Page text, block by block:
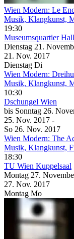
Wien Modern: Le
Musik, Klangkunst,
19:30
Museumsquartier
Dienstag 21.
21. Nov. 2017
Dienstag Di
Wien Modern:
Musik, Klangkunst,
10:30
Dschungel Wien
bis Sonntag 26.
25. Nov. 2017 -
So 26. Nov. 2017
Wien Modern: The
Musik, Klangkunst,
18:30
TU Wien Kuppelsaal
Montag 27.
27. Nov. 2017
Montag Mo